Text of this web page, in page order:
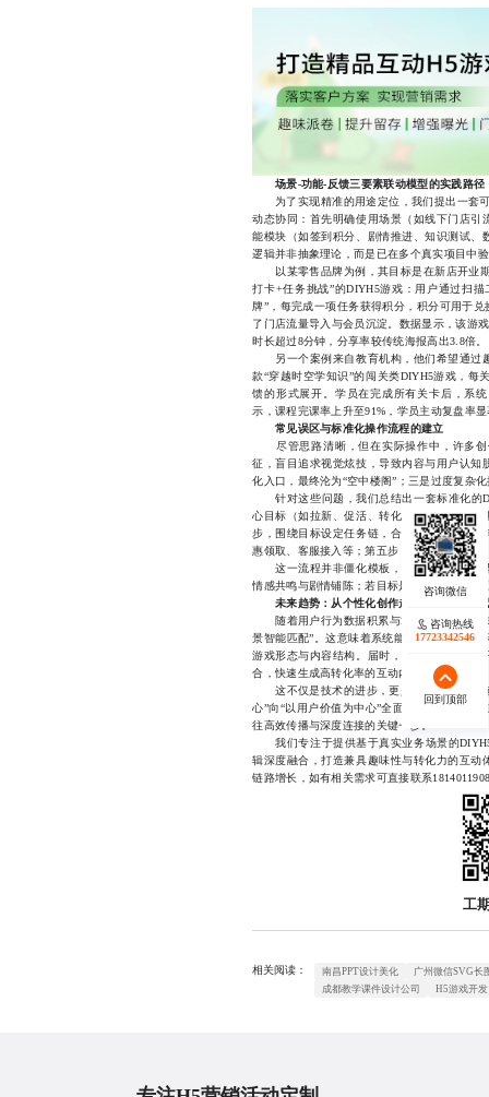
场景-功能-反馈三要素联动模型的实践路径
为了实现精准的用途定位，我们提出一套可
动态协同：首先明确使用场景（如线下门店
能模块（如签到积分、剧情推进、知识测试
逻辑并非抽象理论，而是已在多个真实项目中
以某零售品牌为例，其目标是在新店开业期
打卡+任务挑战”的DIYH5游戏：用户通过扫
牌”，每完成一项任务获得积分，积分可用于
了门店流量导入与会员沉淀。数据显示，该游
时长超过8分钟，分享率较传统海报高出3.8倍。
另一个案例来自教育机构，他们希望通过
款“穿越时空学知识”的闯关类DIYH5游戏，每
馈的形式展开。学员在完成所有关卡后，系
示，课程完课率上升至91%，学员主动复盘率
常见误区与标准化操作流程的建立
尽管思路清晰，但在实际操作中，许多创
征，盲目追求视觉炫技，导致内容与用户认
化入口，最终沦为“空中楼阁”；三是过度复杂
针对这些问题，我们总结出一套标准化的
心目标（如拉新、促活、转化、培训）；第
步，围绕目标设定任务链，合理规划游戏节
惠领取、客服接入等；第五步，部署数据埋点
这一流程并非僵化模板，而是可根据不同
情感共鸣与剧情铺陈；若目标是销售转化，则
未来趋势：从个性化创作走向智能场景匹配
随着用户行为数据积累与算法能力提升，
景智能匹配”。这意味着系统能够根据用户所
游戏形态与内容结构。届时，创作者无需从
合，快速生成高转化率的互动内容。
这不仅是技术的进步，更是一次内容生产范
心”向“以用户价值为中心”全面转型。而在这
往高效传播与深度连接的关键一步。
我们专注于提供基于真实业务场景的
辑深度融合，打造兼具趣味性与转化力的互
链路增长，如有相关需求可直接联系
工
相关阅读： 南昌PPT设计美化
广州微信SVG长
成都教学课件设计公司
H5游戏开发
咨询热线
18140119082
回到顶部
咨询热线
17723342546
回到顶部